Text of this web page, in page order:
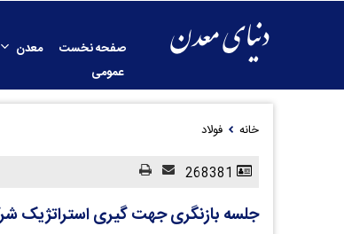
صفحه نخست معدن
عمومی
خانه فولاد
جلسه بازنگری جهت‌ گیری استراتژیک